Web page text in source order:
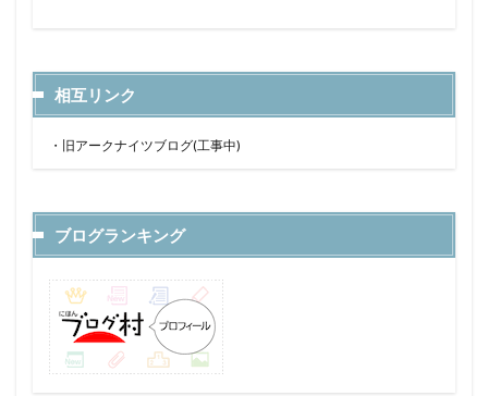
相互リンク
・ 旧アークナイツブログ(工事中)
ブログランキング